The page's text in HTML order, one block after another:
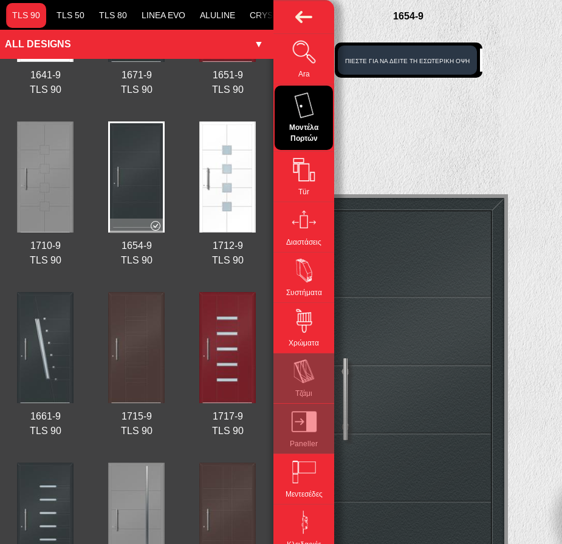
TLS 90 TLS 50 TLS 80 LINEA EVO ALULINE CRYSTALLIZE MULTILAYER
1641-9
TLS 90
1671-9
TLS 90
1651-9
TLS 90
1710-9
TLS 90
1654-9
TLS 90
1712-9
TLS 90
1661-9
TLS 90
1715-9
TLS 90
1717-9
TLS 90
Ara
Μοντέλα
Πορτών
Tür
Διαστάσεις
Συστήματα
Χρώματα
Τζάμι
Paneller
Μεντεσέδες
1654-9
ΠΙΕΣΤΕ ΓΙΑ NA ΔΕΙΤΕ ΤΗ ΕΣΩΤΕΡΙΚΗ ΟΨΗ